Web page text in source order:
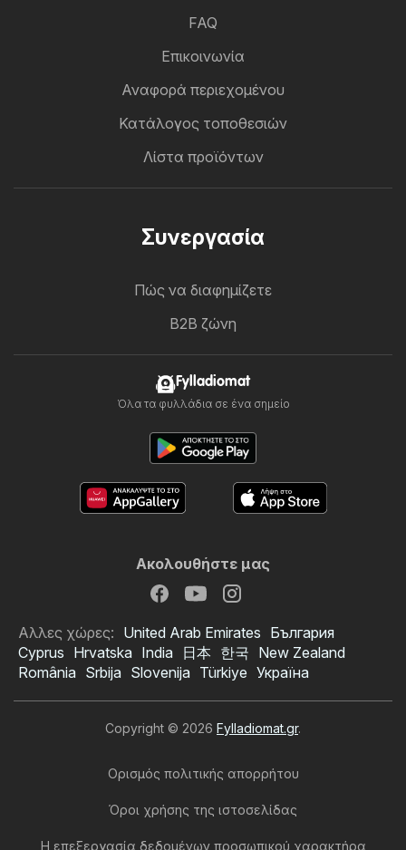
FAQ
Επικοινωνία
Αναφορά περιεχομένου
Κατάλογος τοποθεσιών
Λίστα προϊόντων
Συνεργασία
Πώς να διαφημίζετε
B2B ζώνη
Fylladiomat
Όλα τα φυλλάδια σε ένα σημείο
Ακολουθήστε μας
Αλλες χώρες: United Arab Emirates България
Cyprus Hrvatska India 日本 한국 New Zealand
România Srbija Slovenija Türkiye Україна
Copyright © 2026 Fylladiomat.gr.
Ορισμός πολιτικής απορρήτου
Όροι χρήσης της ιστοσελίδας
Η επεξεργασία δεδομένων προσωπικού χαρακτήρα